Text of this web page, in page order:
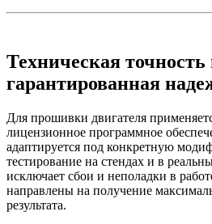
Техническая точность
гарантированная
Для прошивки двигателя
лицензионное программное
адаптируется под конкретную
тестирование на стендах и в
исключает сбои и неполадки в
направлены на получение
результата.